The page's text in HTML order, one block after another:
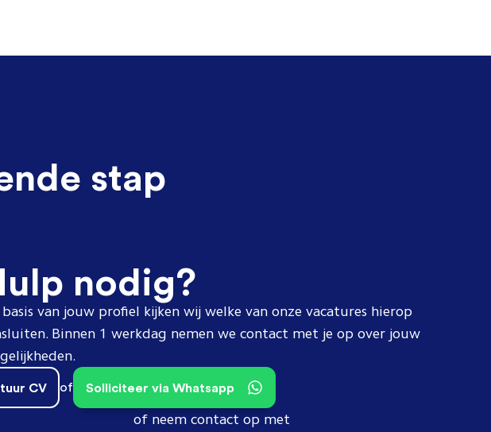
stap
nodig?
van jouw profiel kijken wij welke van onze vacatures hierop
Binnen 1 werkdag nemen we contact met je op over jouw
CV of Solliciteer via Whatsapp
of neem contact op met